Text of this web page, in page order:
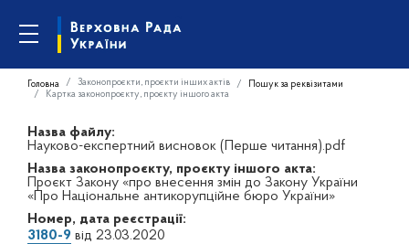
Головна Законопроєкти, проєкти інших актів
Пошук за реквізитами
Картка законопроєкту, проєкту іншого акта
Назва файлу:
Науково-експертний висновок (Перше читання).pdf
Назва законопроєкту, проєкту іншого акта:
Проєкт Закону «про внесення змін до Закону України
«Про Національне антикорупційне бюро України»
Номер, дата реєстрації:
3180-9 від 23.03.2020